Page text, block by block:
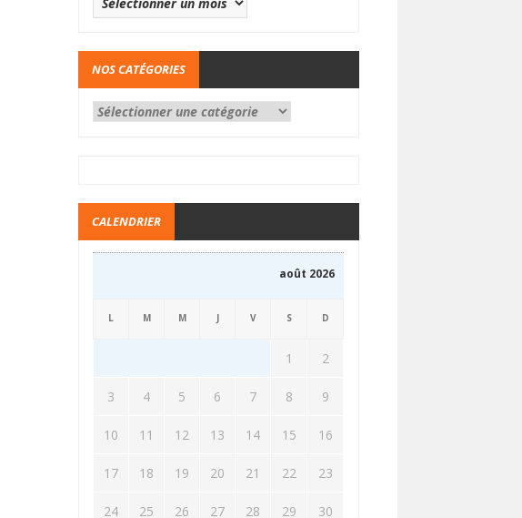
NOS CATÉGORIES
CALENDRIER
août 2026
L M M J V S D
1 2
3 4 5 6 7 8 9
10 11 12 13 14 15 16
17 18 19 20 21 22 23
24 25 26 27 28 29 30